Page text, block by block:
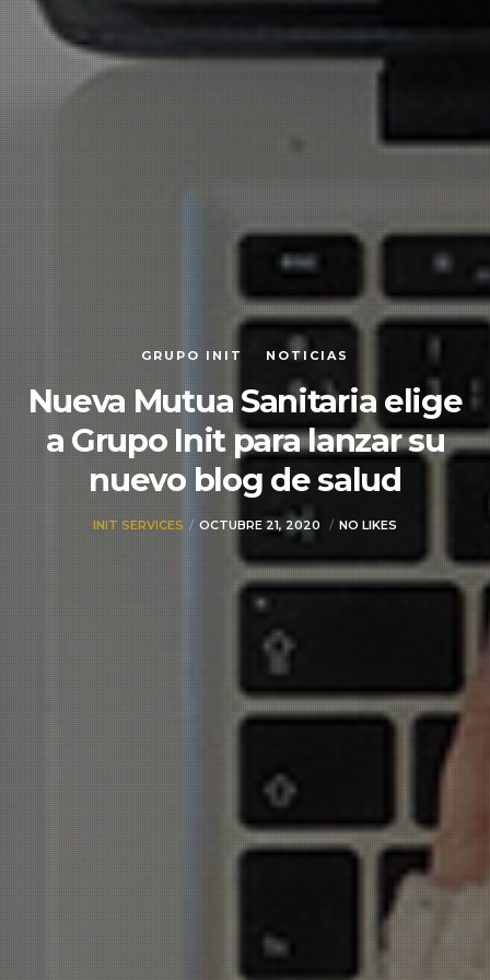
GRUPO INIT NOTICIAS
Nueva Mutua Sanitaria elige
a Grupo Init para lanzar su
nuevo blog de salud
INIT SERVICES OCTUBRE 21, 2020 NO LIKES